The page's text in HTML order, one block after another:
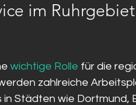
im Ruhrgebiet
wichtige Rolle für die
zahlreiche
Städten wie Dortmund,